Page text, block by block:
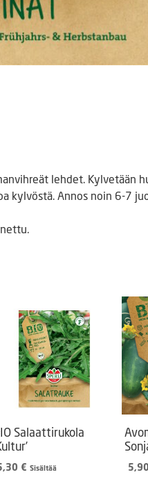
lehdet.
kylvöstä. Annos noin 6-7
Salaattirukola
€ Sisältää
5,90